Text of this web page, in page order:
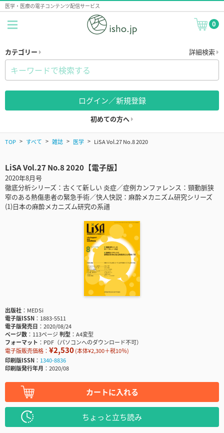
医学・医療の電子コンテンツ配信サービス
0
カテゴリー 詳細検索
ログイン／新規登録
初めての方へ
TOP すべて 雑誌 医学 LiSA Vol.27 No.8 2020
LiSA Vol.27 No.8 2020【電子版】
2020年8月号
徹底分析シリーズ：古くて新しい 炎症／症例カンファレンス：頸動脈狭
窄のある熱傷患者の緊急手術／快人快説：麻酔メカニズム研究シリーズ
(1)日本の麻酔メカニズム研究の系譜
出版社
MEDSi
電子版ISSN
1883-5511
電子版発売日
2020/08/24
ページ数
113ページ判型
A4変型
フォーマット
PDF（パソコンへのダウンロード不可）
電子版販売価格： ¥2,530(本体¥2,300＋税10％)
印刷版ISSN
1340-8836
印刷版発行年月
2020/08
カートに入れる
ちょっと立ち読み